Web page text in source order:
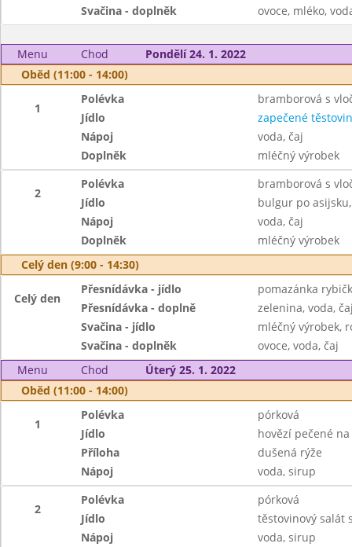
Svačina - doplněk
ovoce, mléko,
Menu Chod
Pondělí 24. 1. 2022
Oběd (11:00 - 14:00)
1
Polévka
bramborová s
Jídlo
zapečené
Nápoj
voda, čaj
Doplněk
mléčný výrobek
2
Polévka
bramborová s
Jídlo
bulgur po
Nápoj
voda, čaj
Doplněk
mléčný výrobek
Celý den (9:00 - 14:30)
Celý den
Přesnídávka - jídlo
pomazánka
Přesnídávka - doplně
zelenina, voda,
Svačina - jídlo
mléčný výrobek,
Svačina - doplněk
ovoce, voda, čaj
Menu
Chod
Úterý 25. 1. 2022
Oběd (11:00 - 14:00)
1
Polévka
pórková
Jídlo
hovězí pečené
Příloha
dušená rýže
Nápoj
voda, sirup
2
Polévka
pórková
Jídlo
těstovinový salát
Nápoj
voda, sirup